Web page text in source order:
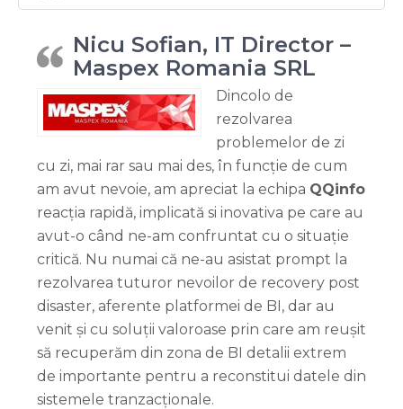
Nicu Sofian, IT Director –
Maspex Romania SRL
Dincolo de
rezolvarea
problemelor de zi
cu zi, mai rar sau mai des, în funcție de cum
am avut nevoie, am apreciat la echipa QQinfo
reacția rapidă, implicată si inovativa pe care au
avut-o când ne-am confruntat cu o situație
critică. Nu numai că ne-au asistat prompt la
rezolvarea tuturor nevoilor de recovery post
disaster, aferente platformei de BI, dar au
venit și cu soluții valoroase prin care am reușit
să recuperăm din zona de BI detalii extrem
de importante pentru a reconstitui datele din
sistemele tranzacționale.